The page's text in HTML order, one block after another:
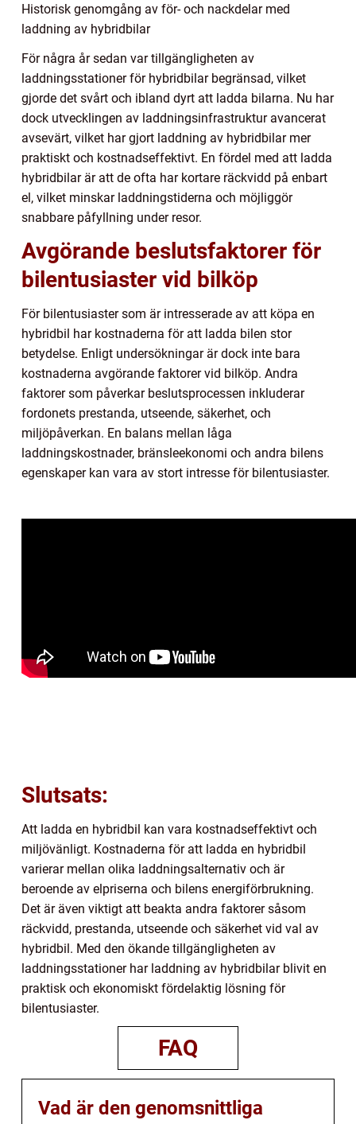
Historisk genomgång av för- och nackdelar med
laddning av hybridbilar
För några år sedan var tillgängligheten av
laddningsstationer för hybridbilar begränsad, vilket
gjorde det svårt och ibland dyrt att ladda bilarna. Nu har
dock utvecklingen av laddningsinfrastruktur avancerat
avsevärt, vilket har gjort laddning av hybridbilar mer
praktiskt och kostnadseffektivt. En fördel med att ladda
hybridbilar är att de ofta har kortare räckvidd på enbart
el, vilket minskar laddningstiderna och möjliggör
snabbare påfyllning under resor.
Avgörande beslutsfaktorer för
bilentusiaster vid bilköp
För bilentusiaster som är intresserade av att köpa en
hybridbil har kostnaderna för att ladda bilen stor
betydelse. Enligt undersökningar är dock inte bara
kostnaderna avgörande faktorer vid bilköp. Andra
faktorer som påverkar beslutsprocessen inkluderar
fordonets prestanda, utseende, säkerhet, och
miljöpåverkan. En balans mellan låga
laddningskostnader, bränsleekonomi och andra bilens
egenskaper kan vara av stort intresse för bilentusiaster.
Slutsats:
Att ladda en hybridbil kan vara kostnadseffektivt och
miljövänligt. Kostnaderna för att ladda en hybridbil
varierar mellan olika laddningsalternativ och är
beroende av elpriserna och bilens energiförbrukning.
Det är även viktigt att beakta andra faktorer såsom
räckvidd, prestanda, utseende och säkerhet vid val av
hybridbil. Med den ökande tillgängligheten av
laddningsstationer har laddning av hybridbilar blivit en
praktisk och ekonomiskt fördelaktig lösning för
bilentusiaster.
FAQ
Vad är den genomsnittliga